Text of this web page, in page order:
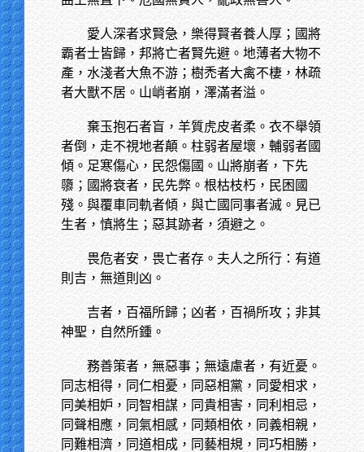
愛人深者求賢急，樂得賢者養人厚；國將
霸者士皆歸，邦將亡者賢先避。地薄者大物不
產，水淺者大魚不游；樹禿者大禽不棲，林疏
者大獸不居。山峭者崩，澤滿者溢。
棄玉抱石者盲，羊質虎皮者柔。衣不舉領
者倒，走不視地者顛。柱弱者屋壞，輔弱者國
傾。足寒傷心，民怨傷國。山將崩者，下先
隳；國將衰者，民先弊。根枯枝朽，民困國
殘。與覆車同軌者傾，與亡國同事者滅。見已
生者，慎將生；惡其跡者，須避之。
畏危者安，畏亡者存。夫人之所行：有道
則吉，無道則凶。
吉者，百福所歸；凶者，百禍所攻；非其
神聖，自然所鍾。
務善策者，無惡事；無遠慮者，有近憂。
同志相得，同仁相憂，同惡相黨，同愛相求，
同美相妒，同智相謀，同貴相害，同利相忌，
同聲相應，同氣相感，同類相依，同義相親，
同難相濟，同道相成，同藝相規，同巧相勝，